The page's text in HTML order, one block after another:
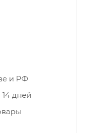
и РФ
дней